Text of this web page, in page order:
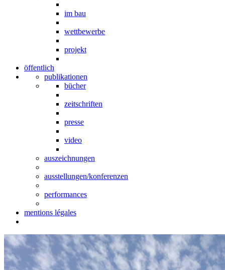
im bau
wettbewerbe
projekt
öffentlich
publikationen
bücher
zeitschriften
presse
video
auszeichnungen
ausstellungen/konferenzen
performances
mentions légales